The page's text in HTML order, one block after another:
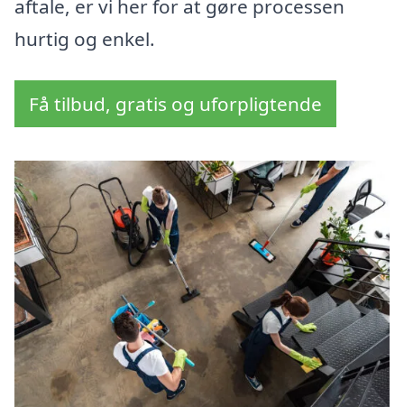
aftale, er vi her for at gøre processen
hurtig og enkel.
Få tilbud, gratis og uforpligtende